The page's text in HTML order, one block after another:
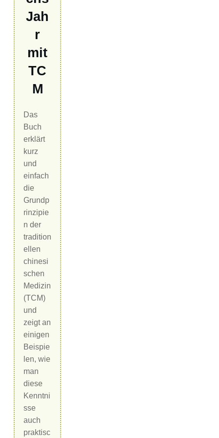
Jah
r
mit
TC
M
Das
Buch
erklärt
kurz
und
einfach
die
Grundp
rinzipie
n der
tradition
ellen
chinesi
schen
Medizin
(TCM)
und
zeigt an
einigen
Beispie
len, wie
man
diese
Kenntni
sse
auch
praktisc